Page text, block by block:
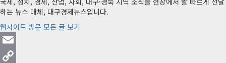
하는 뉴스 매체, 대구경제뉴스입니다.
웹사이트 방문 모든 글 보기
Email